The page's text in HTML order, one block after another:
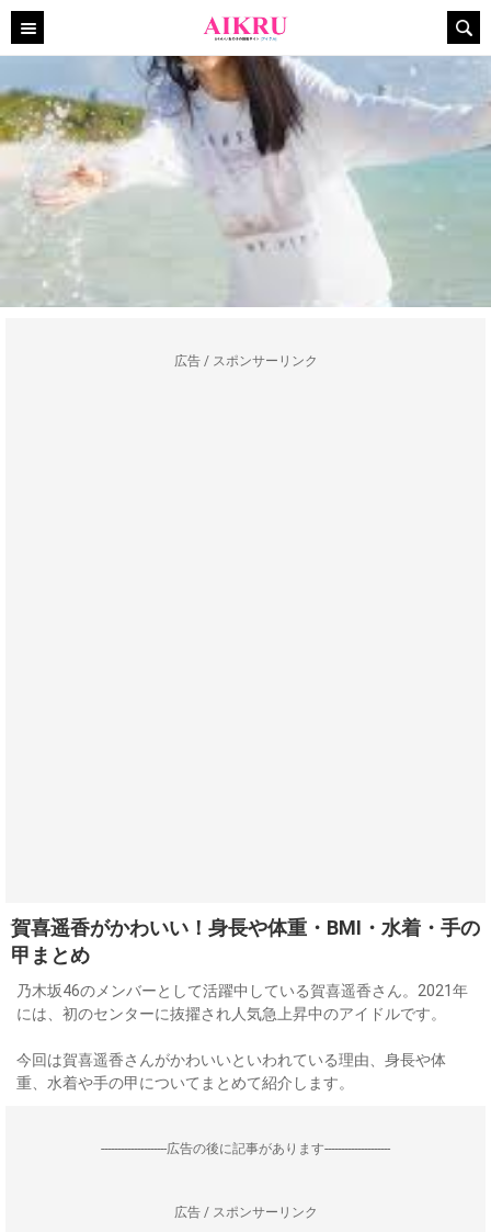
広告 / スポンサーリンク
賀喜遥香がかわいい！身長や体重・BMI・水着・手の
甲まとめ
乃木坂46のメンバーとして活躍中している賀喜遥香さん。2021年
には、初のセンターに抜擢され人気急上昇中のアイドルです。
今回は賀喜遥香さんがかわいいといわれている理由、身長や体
重、水着や手の甲についてまとめて紹介します。
--------------------広告の後に記事があります--------------------
広告 / スポンサーリンク